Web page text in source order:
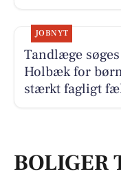
JOBNYT
Tandlæge
Holbæk for
stærkt fagligt
BOLIGER